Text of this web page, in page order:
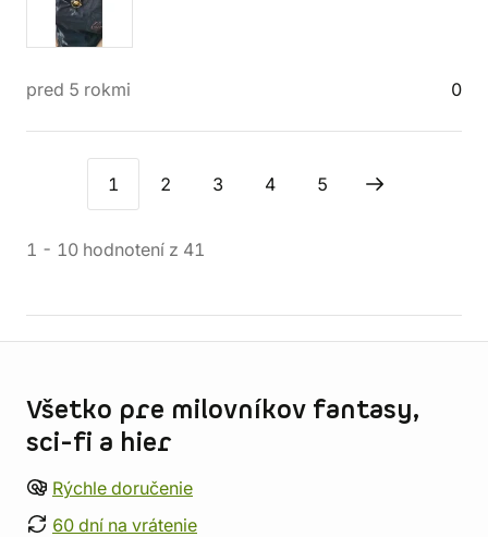
pred 5 rokmi 0
1 2 3 4 5
1 - 10 hodnotení z 41
Všetko pre milovníkov fantasy,
sci-fi a hier
Rýchle doručenie
60 dní na vrátenie